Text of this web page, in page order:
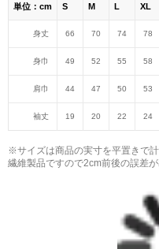
単位：cm S M L XL
身丈 66 70 74 78
身巾 49 52 55 58
肩巾 44 47 50 53
袖丈 19 20 22 24
※サイズは商品の実寸を平置きで計
繊維製品ですので2cm前後の誤差が